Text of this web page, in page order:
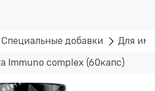
Специальные добавки Для
Immuno complex (60капс)